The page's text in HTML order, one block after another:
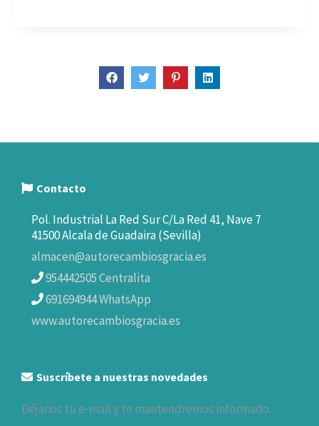
Contacto
Pol. Industrial La Red Sur C/La Red 41, Nave 7
41500 Alcala de Guadaira (Sevilla)
almacen@autorecambiosgracia.es
954442505 Centralita
691694944 WhatsApp
www.autorecambiosgracia.es
Suscríbete a nuestras novedades
Déjanos tu e-mail y te mantendremos informado...